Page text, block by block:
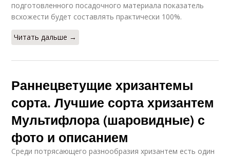
подготовленного посадочного материала показатель
всхожести будет составлять практически 100%.
Читать дальше →
Раннецветущие хризантемы
сорта. Лучшие сорта хризантем
Мультифлора (шаровидные) с
фото и описанием
Среди потрясающего разнообразия хризантем есть один